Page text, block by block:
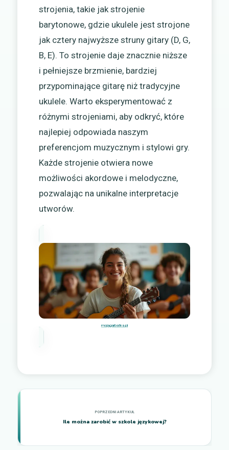
strojenia, takie jak strojenie
barytonowe, gdzie ukulele jest strojone
jak cztery najwyższe struny gitary (D, G,
B, E). To strojenie daje znacznie niższe
i pełniejsze brzmienie, bardziej
przypominające gitarę niż tradycyjne
ukulele. Warto eksperymentować z
różnymi strojeniami, aby odkryć, które
najlepiej odpowiada naszym
preferencjom muzycznym i stylowi gry.
Każde strojenie otwiera nowe
możliwości akordowe i melodyczne,
pozwalając na unikalne interpretacje
utworów.
mojagarbatka.pl
Ile można zarobić w szkole językowej?